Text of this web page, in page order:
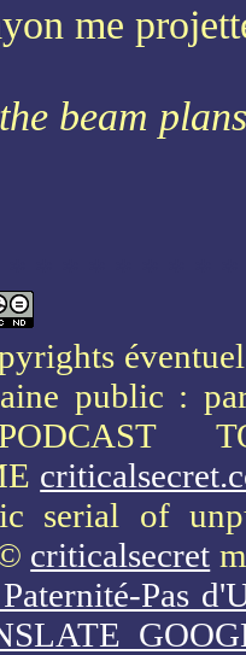
me
beam
public :
serial of
criticalsecret
Pas